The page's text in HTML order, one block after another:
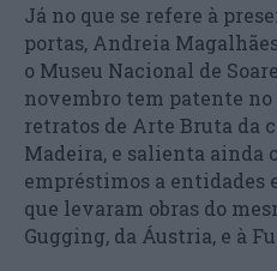
Já no que se refere à
portas, Andreia
o Museu Nacional de
novembro tem patente
retratos de Arte Bruta da
Madeira, e salienta ainda
empréstimos a entidades
que levaram obras do
Gugging, da Áustria, e à